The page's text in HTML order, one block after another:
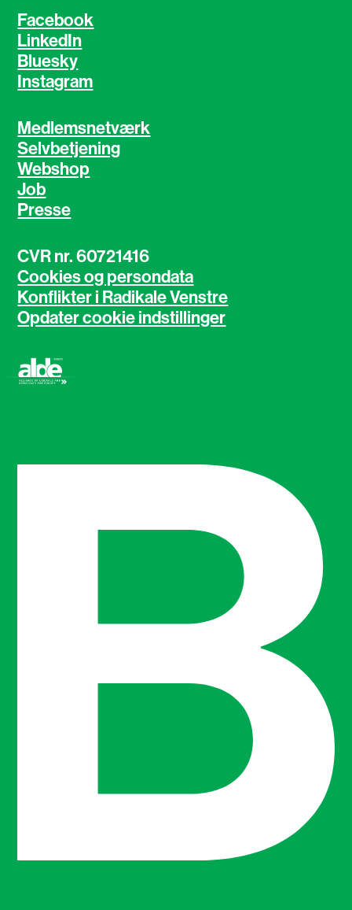
Facebook
LinkedIn
Bluesky
Instagram
Medlemsnetværk
Selvbetjening
Webshop
Job
Presse
CVR nr. 60721416
Cookies og persondata
Konflikter i Radikale Venstre
Opdater cookie indstillinger